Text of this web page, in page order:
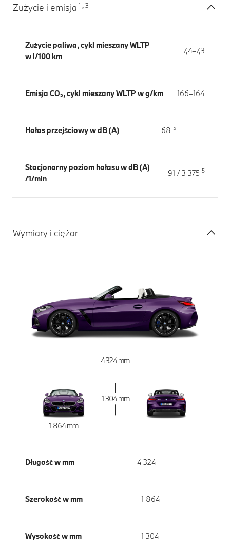
Zużycie i emisja 1 , 3
Zużycie paliwa, cykl mieszany WLTP
w l/100 km
7,4–7,3
Emisja CO₂, cykl mieszany WLTP w g/km 166–164
Hałas przejściowy w dB (A) 68 5
Stacjonarny poziom hałasu w dB (A)
/1/min
91 / 3 375 5
Wymiary i ciężar
4 324 mm
1 864 mm
1 304 mm
Długość w mm 4 324
Szerokość w mm 1 864
Wysokość w mm 1 304